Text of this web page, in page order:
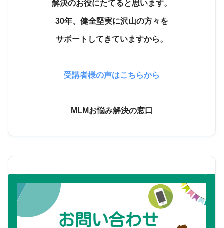
解決のお役にたてると思います。
30年、健全堅実に沢山の方々を
サポートしてきていますから。
受講者様の声はこちらから
MLMお悩み解決の窓口